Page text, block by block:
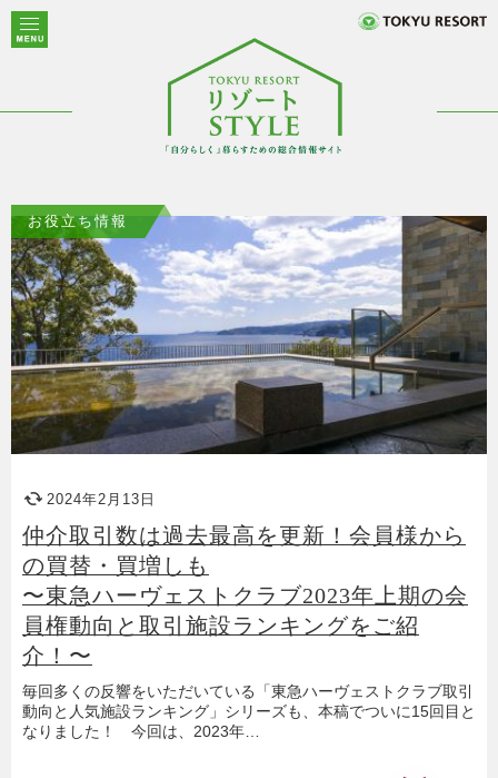
お役立ち情報
2024年2月13日
仲介取引数は過去最高を更新！会員様から
の買替・買増しも
〜東急ハーヴェストクラブ2023年上期の会
員権動向と取引施設ランキングをご紹
介！〜
毎回多くの反響をいただいている「東急ハーヴェストクラブ取引
動向と人気施設ランキング」シリーズも、本稿でついに15回目と
なりました！ 今回は、2023年…